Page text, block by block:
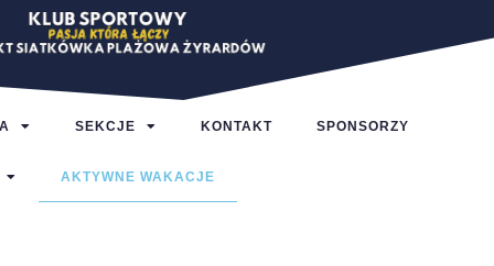
SEKCJE KONTAKT SPONSORZY
AKTYWNE WAKACJE